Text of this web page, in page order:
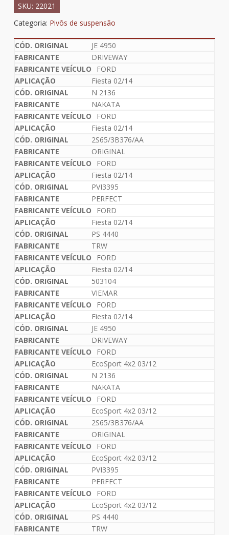
SKU: 22021
Categoria: Pivôs de suspensão
JE 4950
DRIVEWAY
FORD
Fiesta 02/14
N 2136
NAKATA
FORD
Fiesta 02/14
2S65/3B376/AA
ORIGINAL
FORD
Fiesta 02/14
PVI3395
PERFECT
FORD
Fiesta 02/14
PS 4440
TRW
FORD
Fiesta 02/14
503104
VIEMAR
FORD
Fiesta 02/14
JE 4950
DRIVEWAY
FORD
EcoSport 4x2 03/12
N 2136
NAKATA
FORD
EcoSport 4x2 03/12
2S65/3B376/AA
ORIGINAL
FORD
EcoSport 4x2 03/12
PVI3395
PERFECT
FORD
EcoSport 4x2 03/12
PS 4440
TRW